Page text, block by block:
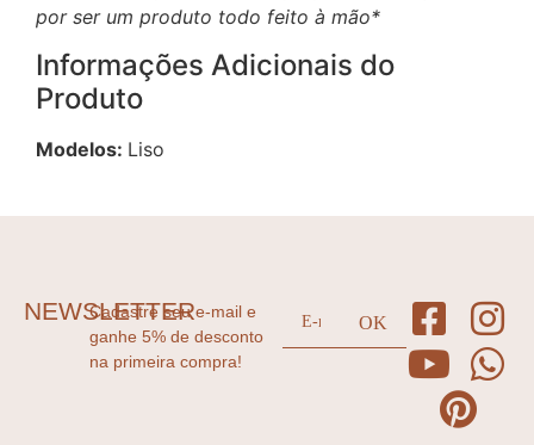
por ser um produto todo feito à mão*
Informações Adicionais do
Produto
Modelos: Liso
NEWSLETTER
Cadastre seu e-mail e
ganhe 5% de desconto
na primeira compra!